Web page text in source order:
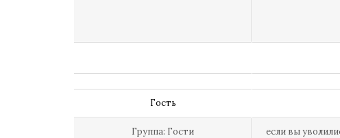
Гость
Группа: Гости
если вы